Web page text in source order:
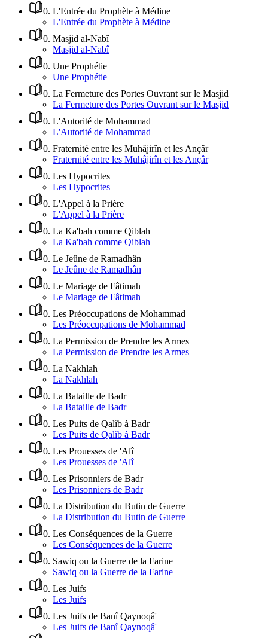
0. L'Entrée du Prophète à Médine
L'Entrée du Prophète à Médine
0. Masjid al-Nabî
Masjid al-Nabî
0. Une Prophétie
Une Prophétie
0. La Fermeture des Portes Ouvrant sur le Masjid
La Fermeture des Portes Ouvrant sur le Masjid
0. L'Autorité de Mohammad
L'Autorité de Mohammad
0. Fraternité entre les Muhâjirîn et les Ançâr
Fraternité entre les Muhâjirîn et les Ançâr
0. Les Hypocrites
Les Hypocrites
0. L'Appel à la Prière
L'Appel à la Prière
0. La Ka'bah comme Qiblah
La Ka'bah comme Qiblah
0. Le Jeûne de Ramadhân
Le Jeûne de Ramadhân
0. Le Mariage de Fâtimah
Le Mariage de Fâtimah
0. Les Préoccupations de Mohammad
Les Préoccupations de Mohammad
0. La Permission de Prendre les Armes
La Permission de Prendre les Armes
0. La Nakhlah
La Nakhlah
0. La Bataille de Badr
La Bataille de Badr
0. Les Puits de Qalîb à Badr
Les Puits de Qalîb à Badr
0. Les Prouesses de 'Alî
Les Prouesses de 'Alî
0. Les Prisonniers de Badr
Les Prisonniers de Badr
0. La Distribution du Butin de Guerre
La Distribution du Butin de Guerre
0. Les Conséquences de la Guerre
Les Conséquences de la Guerre
0. Sawiq ou la Guerre de la Farine
Sawiq ou la Guerre de la Farine
0. Les Juifs
Les Juifs
0. Les Juifs de Banî Qaynoqâ'
Les Juifs de Banî Qaynoqâ'